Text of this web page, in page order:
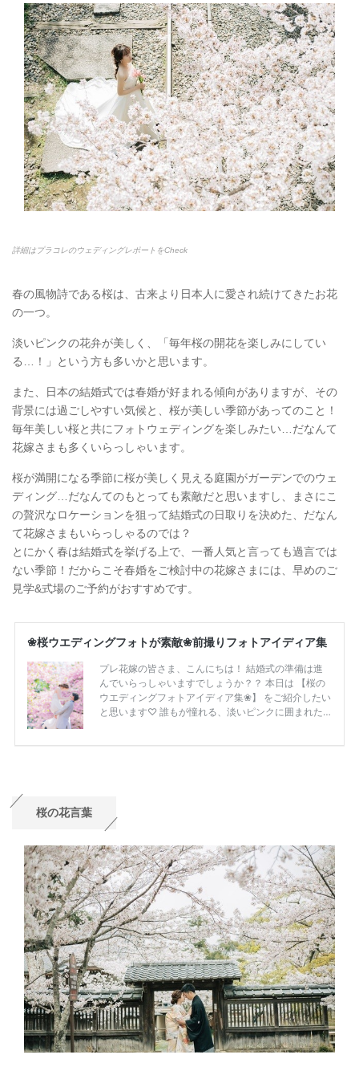
詳細はプラコレのウェディングレポートをCheck
春の風物詩である桜は、古来より日本人に愛され続けてきたお花
の一つ。
淡いピンクの花弁が美しく、「毎年桜の開花を楽しみにしてい
る…！」という方も多いかと思います。
また、日本の結婚式では春婚が好まれる傾向がありますが、その
背景には過ごしやすい気候と、桜が美しい季節があってのこと！
毎年美しい桜と共にフォトウェディングを楽しみたい…だなんて
花嫁さまも多くいらっしゃいます。
桜が満開になる季節に桜が美しく見える庭園がガーデンでのウェ
ディング…だなんてのもとっても素敵だと思いますし、まさにこ
の贅沢なロケーションを狙って結婚式の日取りを決めた、だなん
て花嫁さまもいらっしゃるのでは？
とにかく春は結婚式を挙げる上で、一番人気と言っても過言では
ない季節！だからこそ春婚をご検討中の花嫁さまには、早めのご
見学&式場のご予約がおすすめです。
桜の花言葉